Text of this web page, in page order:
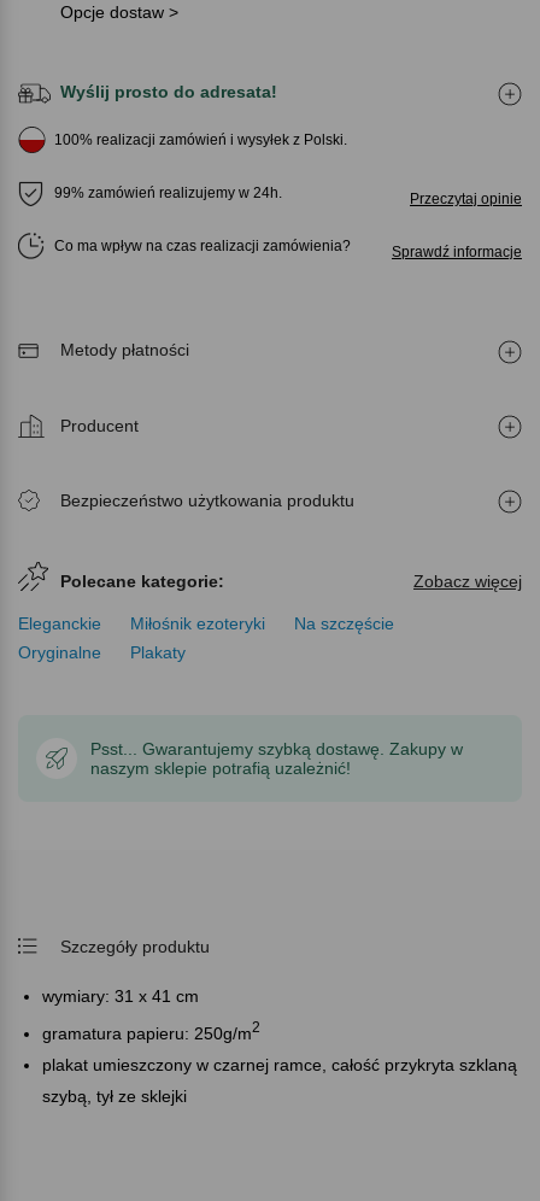
Opcje dostaw >
Wyślij prosto do adresata!
100% realizacji zamówień i wysyłek z Polski.
99% zamówień realizujemy w 24h. Przeczytaj opinie
Co ma wpływ na czas realizacji zamówienia Sprawdź informacje
Metody płatności
Producent
Bezpieczeństwo użytkowania produktu
Polecane kategorie: Zobacz więcej
Eleganckie Miłośnik ezoteryki
Na szczęście
Oryginalne
Plakaty
Psst... Gwarantujemy szybką dostawę. Zakupy w
naszym sklepie potrafią uzależnić!
Szczegóły produktu
wymiary: 31 x 41 cm
gramatura papieru: 250g/m2
plakat umieszczony w czarnej ramce, całość przykryta szklaną
szybą, tył ze sklejki